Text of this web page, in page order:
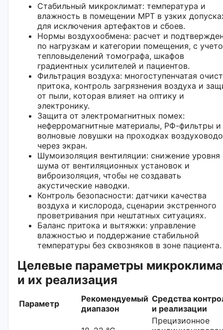
Стабильный микроклимат: температура и
влажность в помещении МРТ в узких
для исключения артефактов и сбоев.
Нормы воздухообмена: расчет и
по нагрузкам и категории помещения, с
тепловыделений томографа, шкафов
градиентных усилителей и пациентов.
Фильтрация воздуха: многоступенчатая
притока, контроль загрязнения воздуха и
от пыли, которая влияет на оптику и
электронику.
Защита от электромагнитных помех:
неферромагнитные материалы, РФ-фильтры и
волновые ловушки на проходках
через экран.
Шумоизоляция вентиляции: снижение уровня
шума от вентиляционных установок и
виброизоляция, чтобы не создавать
акустические наводки.
Контроль безопасности: датчики качества
воздуха и кислорода, сценарии экстренного
проветривания при нештатных ситуациях.
Баланс притока и вытяжки: управление
влажностью и поддержание стабильной
температуры без сквозняков в зоне пациента.
Целевые параметры
и их реализация
Параметр
Рекомендуемый
диапазон
Средства
и реализации
Прецизионное